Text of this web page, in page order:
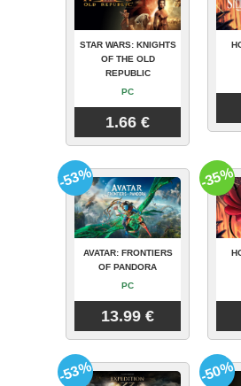
STAR WARS: KNIGHTS
OF THE OLD
REPUBLIC
PC
1.66 €
AVATAR: FRONTIERS
OF PANDORA
PC
13.99 €
-53% -35%
-53% -50%